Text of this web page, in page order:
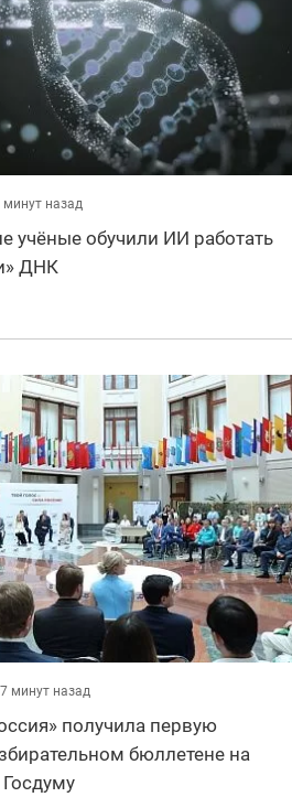
минут назад
учёные обучили ИИ работать
ДНК
минут назад
получила первую
бюллетене на